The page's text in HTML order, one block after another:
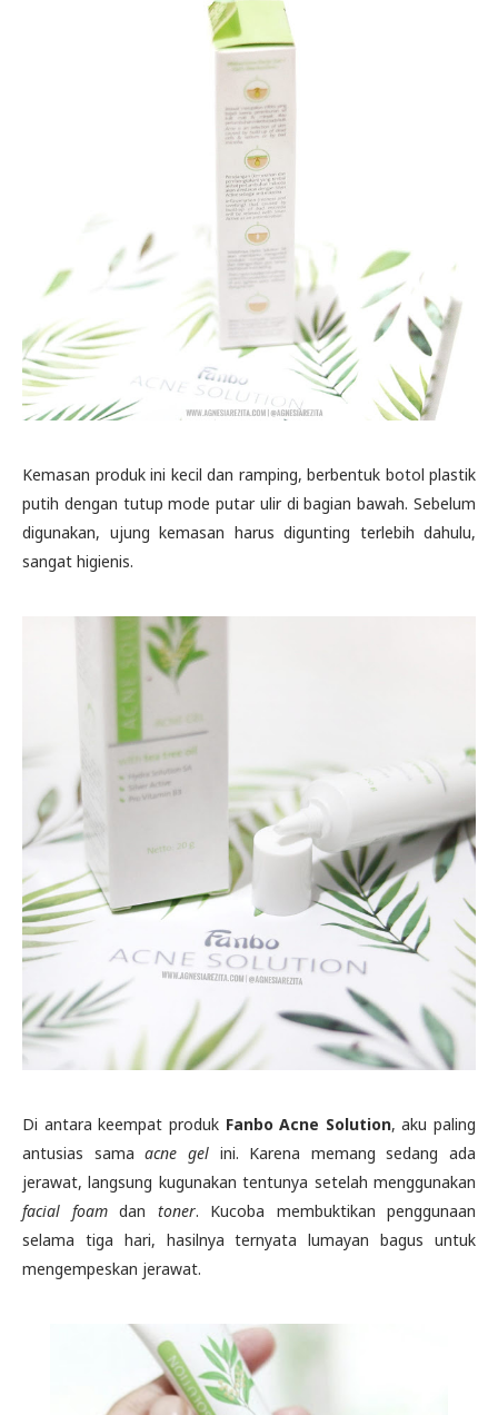
Kemasan produk ini kecil dan ramping, berbentuk botol plastik
putih dengan tutup mode putar ulir di bagian bawah. Sebelum
digunakan, ujung kemasan harus digunting terlebih dahulu,
sangat higienis.
Di antara keempat produk Fanbo Acne Solution, aku paling
antusias samaacne gelini. Karena memang sedang ada
jerawat, langsung kugunakan tentunya setelah menggunakan
facial foamdan toner. Kucoba membuktikan penggunaan
selama tiga hari, hasilnya ternyata lumayan bagus untuk
mengempeskan jerawat.